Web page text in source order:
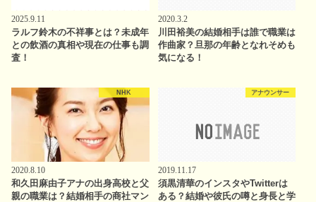
2025.9.11
ラルフ鈴木の不祥事とは？未成年
との飲酒の真相や現在の仕事も調
査！
2020.3.2
川田裕美の結婚相手は誰で職業は
作曲家？旦那の年齢となれそめも
気になる！
NHK
2020.8.10
和久田麻由子アナの出身高校と父
親の職業は？結婚相手の商社マン
アナウンサー
2019.11.17
須黒清華のインスタやTwitterは
ある？結婚や彼氏の噂と身長と学